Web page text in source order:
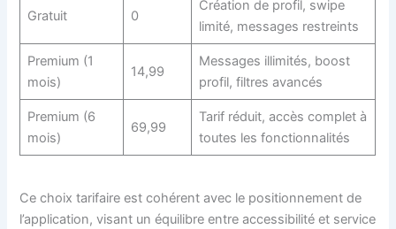
Gratuit 0
Création de profil, swipe
limité, messages restreints
Premium (1
mois)
14,99
Messages illimités, boost
profil, filtres avancés
Premium (6
mois)
69,99
Tarif réduit, accès complet à
toutes les fonctionnalités
Ce choix tarifaire est cohérent avec le positionnement de
l’application, visant un équilibre entre accessibilité et service